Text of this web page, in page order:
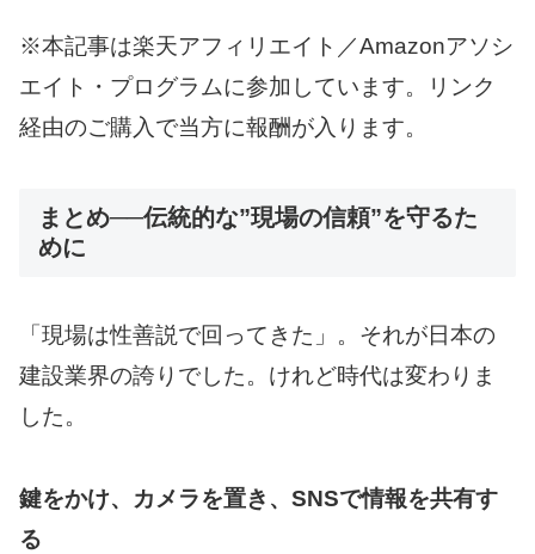
※本記事は楽天アフィリエイト／Amazonアソシ
エイト・プログラムに参加しています。リンク
経由のご購入で当方に報酬が入ります。
まとめ──伝統的な”現場の信頼”を守るた
めに
「現場は性善説で回ってきた」。それが日本の
建設業界の誇りでした。けれど時代は変わりま
した。
鍵をかけ、カメラを置き、SNSで情報を共有す
る